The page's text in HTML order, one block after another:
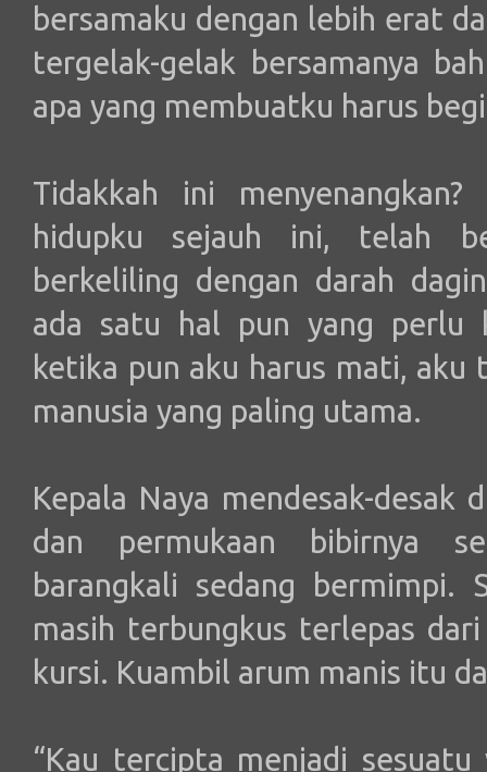
bersamaku dengan lebih erat
tergelak-gelak bersamanya
apa yang membuatku harus
Tidakkah ini
hidupku sejauh ini, telah
berkeliling dengan darah
ada satu hal pun yang perlu
ketika pun aku harus mati, aku
manusia yang paling utama.
Kepala Naya mendesak-desak
dan permukaan bibirnya
barangkali sedang bermimpi.
masih terbungkus terlepas
kursi. Kuambil arum manis itu
“Kau tercipta menjadi